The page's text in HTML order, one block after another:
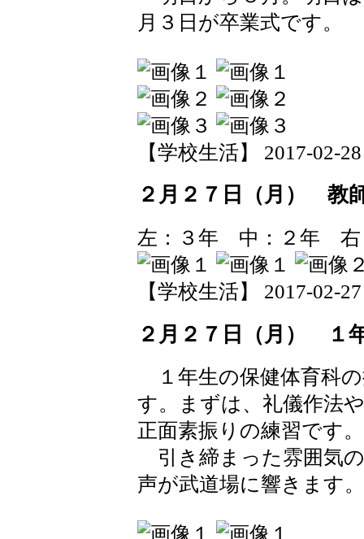
月３日が卒業式です。
【学校生活】 2017-02-
２月２７日（月） 教
左：３年 中：２年 右
【学校生活】 2017-02-
２月２７日（月） １
１年生の保健体育科
す。まずは、礼儀作法
正面素振りの練習です。
引き締まった雰囲気
声が武道場に響きます。